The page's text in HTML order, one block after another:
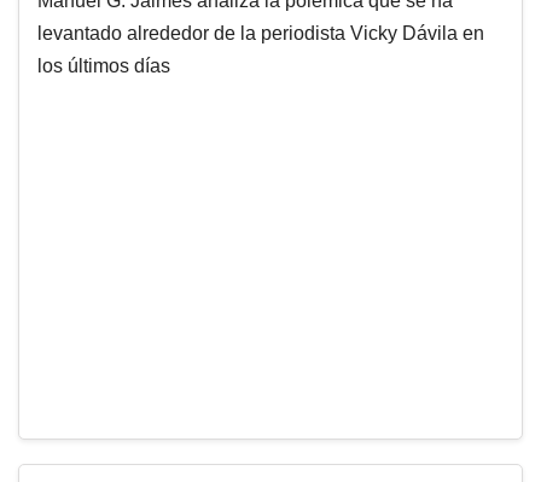
levantado alrededor de la periodista Vicky Dávila en
los últimos días